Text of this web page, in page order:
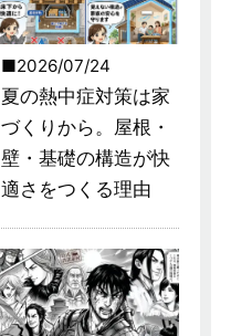
2026/07/24
夏の熱中症対策は家
づくりから。屋根・
壁・基礎の構造が快
適さをつくる理由